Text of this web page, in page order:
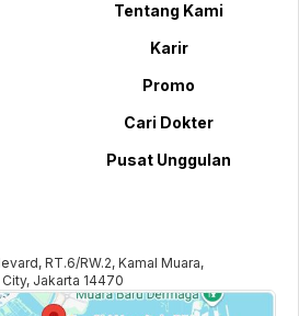
Tentang Kami
Karir
Promo
Cari Dokter
Pusat Unggulan
RT.6/RW.2, Kamal Muara,
Jakarta 14470